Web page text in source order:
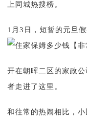
上同城热搜榜。
1月3日，短暂的元旦
开在朝晖二区的家政
者走进了这里。
和往常的热闹相比，小